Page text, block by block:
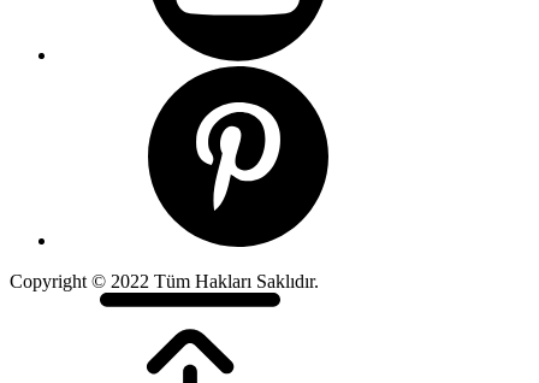
Copyright © 2022 Tüm Hakları Saklıdır.